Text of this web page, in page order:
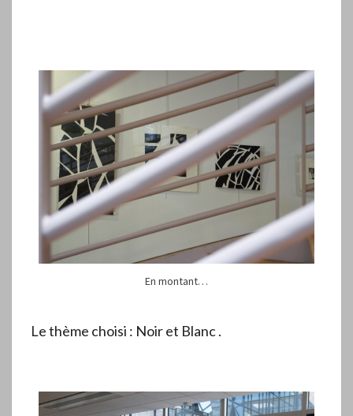
En montant…
Le thème choisi : Noir et Blanc .